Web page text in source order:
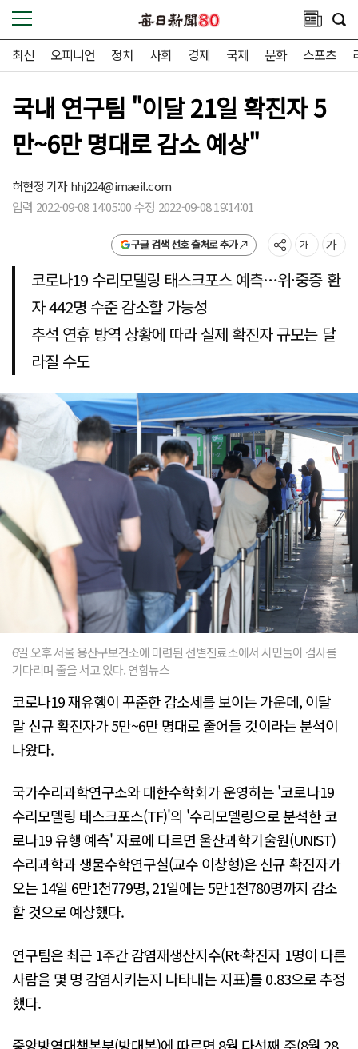
최신 오피니언 정치 사회 경제 국제 문화 스포츠
국내 연구팀 "이달 21일 확진자 5
만~6만 명대로 감소 예상"
허현정 기자hhj224@imaeil.com
입력 2022-09-08 14:05:00 수정 2022-09-08 19:14:01
구글 검색 선호 출처로 추가
코로나19 수리모델링 태스크포스 예측…위·중증 환
자 442명 수준 감소할 가능성
추석 연휴 방역 상황에 따라 실제 확진자 규모는 달
라질 수도
6일 오후 서울 용산구보건소에 마련된 선별진료소에서 시민들이 검사를
기다리며 줄을 서고 있다. 연합뉴스
코로나19 재유행이 꾸준한 감소세를 보이는 가운데, 이달
말 신규 확진자가 5만~6만 명대로 줄어들 것이라는 분석이
나왔다.
국가수리과학연구소와 대한수학회가 운영하는 '코로나19
수리모델링 태스크포스(TF)'의 '수리모델링으로 분석한 코
로나19 유행 예측' 자료에 다르면 울산과학기술원(UNIST)
수리과학과 생물수학연구실(교수 이창형)은 신규 확진자가
오는 14일 6만1천779명, 21일에는 5만1천780명까지 감소
할 것으로 예상했다.
연구팀은 최근 1주간 감염재생산지수(Rt·확진자 1명이 다른
사람을 몇 명 감염시키는지 나타내는 지표)를 0.83으로 추정
했다.